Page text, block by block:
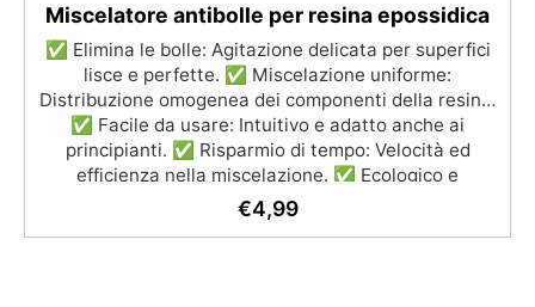
Miscelatore antibolle per resina epossidica
✅ Elimina le bolle: Agitazione delicata per superfici
lisce e perfette. ✅ Miscelazione uniforme:
Distribuzione omogenea dei componenti della resina.
✅ Facile da usare: Intuitivo e adatto anche ai
principianti. ✅ Risparmio di tempo: Velocità ed
efficienza nella miscelazione. ✅ Ecologico e
riutilizzabile: Facile da pulire e riutilizzare.
€4,99